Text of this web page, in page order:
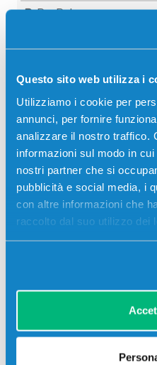
Questo sito web utilizza i
Utilizziamo i cookie per
annunci, per fornire
analizzare il nostro traffico.
informazioni sul modo in
nostri partner che si
pubblicità e social media, i
con altre informazioni che
raccolto dal suo utilizzo dei
PayPal
Bonifico bancario
Descrizione
Kit manutenzione
100000 pagine per